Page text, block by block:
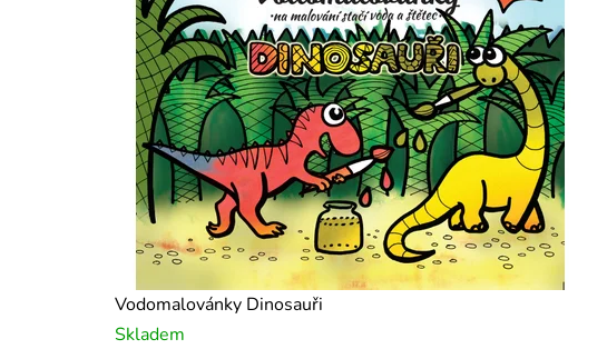
Vodomalovánky Dinosauři
Skladem